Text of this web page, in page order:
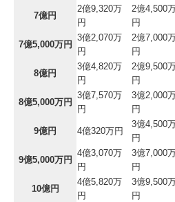
7億円
2億9,320万
円
2億4,500
円
7億5,000万円
3億2,070万
円
2億7,000
円
8億円
3億4,820万
円
2億9,500
円
8億5,000万円
3億7,570万
円
3億2,000
円
9億円 4億320万円
3億4,500
円
9億5,000万円
4億3,070万
円
3億7,000
円
10億円
4億5,820万
円
3億9,500
円